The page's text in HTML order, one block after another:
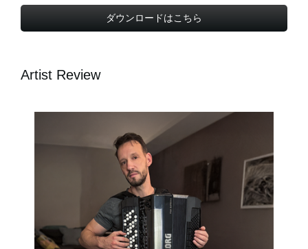
ダウンロードはこちら
Artist Review